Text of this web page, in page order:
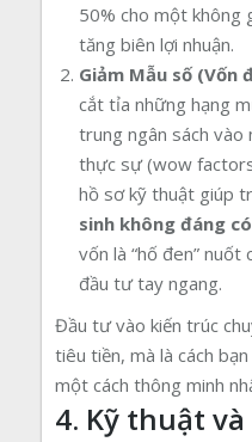
50% cho một không
tăng biên lợi nhuận.
Giảm Mẫu số (Vốn
cắt tỉa những hạng
trung ngân sách vào
thực sự (wow
hồ sơ kỹ thuật giúp
sinh không đáng có
vốn là “hố đen” nuốt
đầu tư tay ngang.
Đầu tư vào kiến trúc
tiêu tiền, mà là cách
một cách thông minh
4. Kỹ thuật